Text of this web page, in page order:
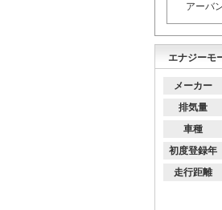
アーバ
エナジーモ
メーカー
排気量
車種
初度登録年
走行距離